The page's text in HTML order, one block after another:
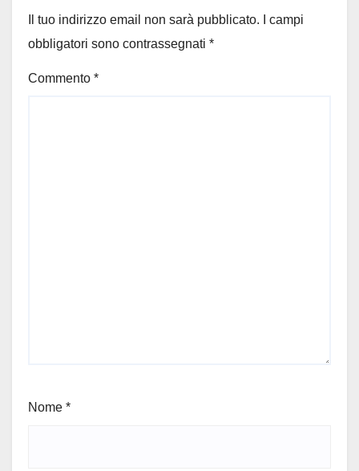
Il tuo indirizzo email non sarà pubblicato.
I campi
obbligatori sono contrassegnati *
Commento *
Nome *